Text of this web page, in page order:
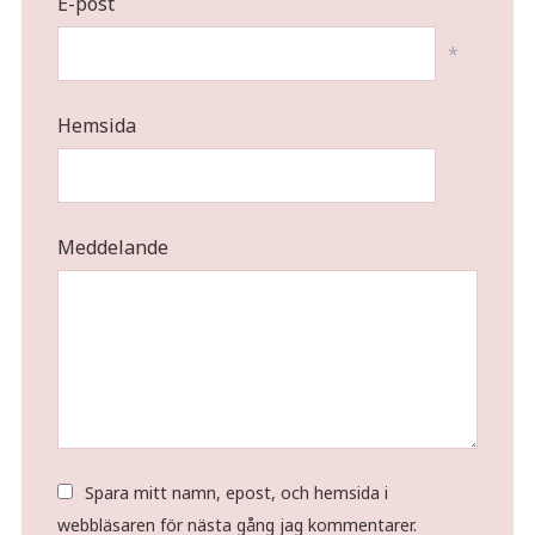
*
Hemsida
Meddelande
Spara mitt namn, epost, och hemsida i
webbläsaren för nästa gång jag kommentarer.